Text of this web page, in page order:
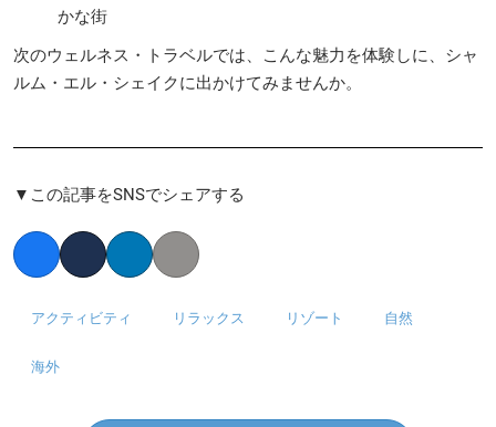
かな街
次のウェルネス・トラベルでは、こんな魅力を体験しに、シャ
ルム・エル・シェイクに出かけてみませんか。
▼この記事をSNSでシェアする
FacebookTwitterLinkedInCopy link
アクティビティ リラックス リゾート 自然
海外